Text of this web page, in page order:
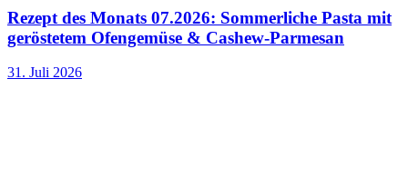
Rezept des Monats 07.2026: Sommerliche Pasta mit
geröstetem Ofengemüse & Cashew-Parmesan
31. Juli 2026